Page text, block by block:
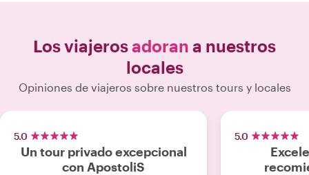
Los viajerosadoran a nuestros
locales
Opiniones de viajeros sobre nuestros tours y locales
5.0
Un tour privado excepcional
con ApostoliS
5.0